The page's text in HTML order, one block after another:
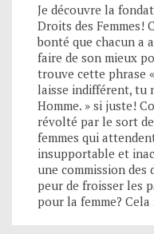
Je découvre la
Droits des Femmes!
bonté que chacun a
faire de son mieux
trouve cette phrase
laisse indifférent, tu
Homme. » si juste!
révolté par le sort
femmes qui
insupportable et
une commission des
peur de froisser les
pour la femme?